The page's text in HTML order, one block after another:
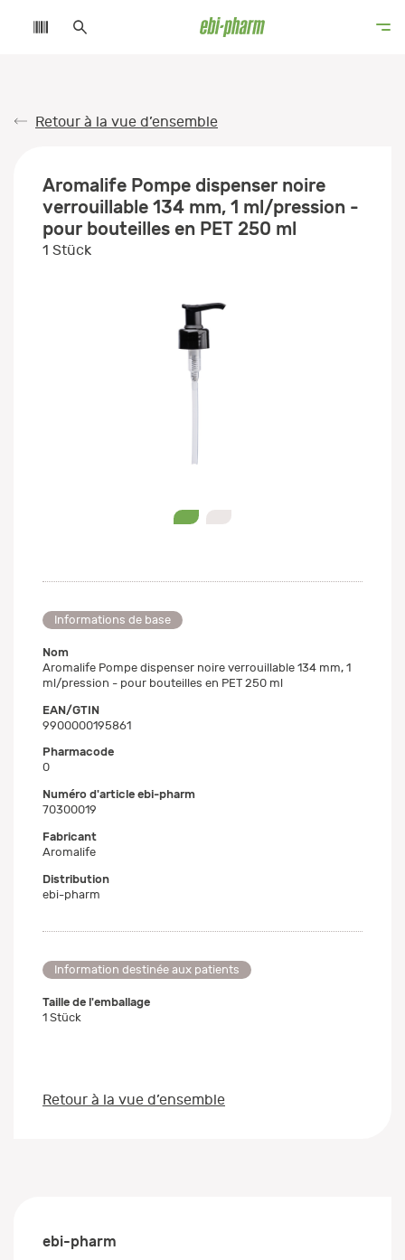
Retour à la vue d’ensemble
Aromalife Pompe dispenser noire
verrouillable 134 mm, 1 ml/pression -
pour bouteilles en PET 250 ml
1 Stück
Informations de base
Nom
Aromalife Pompe dispenser noire verrouillable 134 mm, 1
ml/pression - pour bouteilles en PET 250 ml
EAN/GTIN
9900000195861
Pharmacode
0
Numéro d'article ebi-pharm
70300019
Fabricant
Aromalife
Distribution
ebi-pharm
Information destinée aux patients
Taille de l'emballage
1 Stück
Retour à la vue d’ensemble
ebi-pharm